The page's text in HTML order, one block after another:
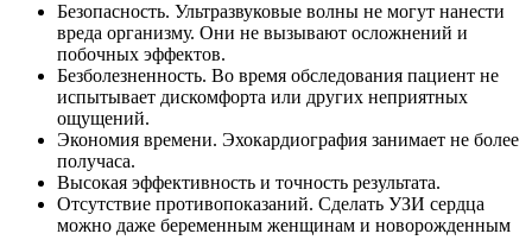
Безопасность. Ультразвуковые волны не могут нанести
вреда организму. Они не вызывают осложнений и
побочных эффектов.
Безболезненность. Во время обследования пациент не
испытывает дискомфорта или других неприятных
ощущений.
Экономия времени. Эхокардиография занимает не более
получаса.
Высокая эффективность и точность результата.
Отсутствие противопоказаний. Сделать УЗИ сердца
можно даже беременным женщинам и новорожденным